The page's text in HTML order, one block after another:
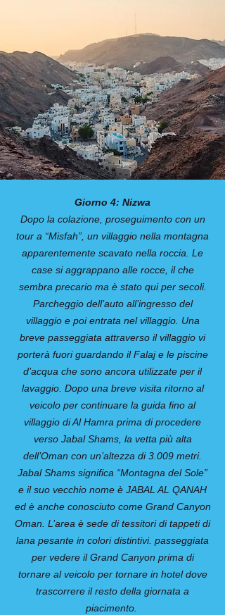
Giorno 4: Nizwa
Dopo la colazione, proseguimento con un
tour a “Misfah”, un villaggio nella montagna
apparentemente scavato nella roccia. Le
case si aggrappano alle rocce, il che
sembra precario ma è stato qui per secoli.
Parcheggio dell’auto all’ingresso del
villaggio e poi entrata nel villaggio. Una
breve passeggiata attraverso il villaggio vi
porterà fuori guardando il Falaj e le piscine
d’acqua che sono ancora utilizzate per il
lavaggio. Dopo una breve visita ritorno al
veicolo per continuare la guida fino al
villaggio di Al Hamra prima di procedere
verso Jabal Shams, la vetta più alta
dell’Oman con un’altezza di 3.009 metri.
Jabal Shams significa “Montagna del Sole”
e il suo vecchio nome è JABAL AL QANAH
ed è anche conosciuto come Grand Canyon
Oman. L’area è sede di tessitori di tappeti di
lana pesante in colori distintivi. passeggiata
per vedere il Grand Canyon prima di
tornare al veicolo per tornare in hotel dove
trascorrere il resto della giornata a
piacimento.